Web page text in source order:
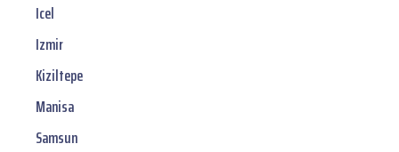
Icel
Izmir
Kiziltepe
Manisa
Samsun